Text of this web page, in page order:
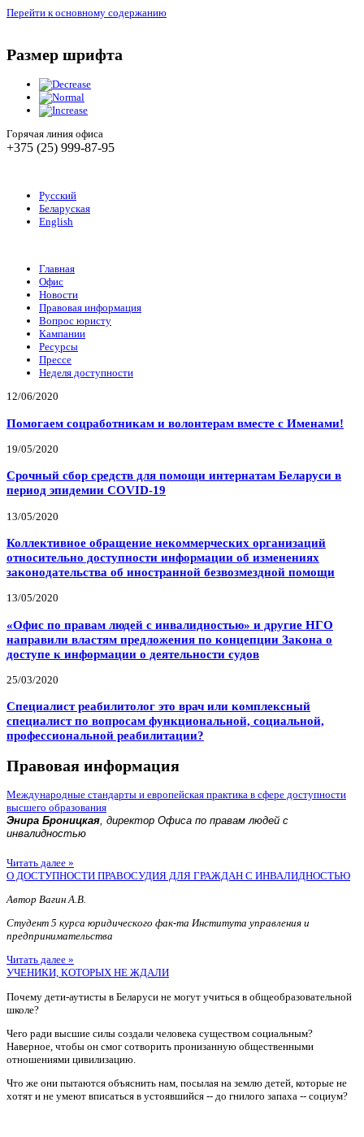
Перейти к основному содержанию
Размер шрифта
Горячая линия офиса
+375 (25) 999-87-95
Русский
Беларуская
English
Главная
Офис
Новости
Правовая информация
Вопрос юристу
Кампании
Ресурсы
Прессе
Неделя доступности
12/06/2020
Помогаем соцработникам и волонтерам вместе с Именами!
19/05/2020
Срочный сбор средств для помощи интернатам Беларуси в
период эпидемии COVID-19
13/05/2020
Коллективное обращение некоммерческих организаций
относительно доступности информации об изменениях
законодательства об иностранной безвозмездной помощи
13/05/2020
«Офис по правам людей с инвалидностью» и другие НГО
направили властям предложения по концепции Закона о
доступе к информации о деятельности судов
25/03/2020
Специалист реабилитолог это врач или комплексный
специалист по вопросам функциональной, социальной,
профессиональной реабилитации?
Правовая информация
Международные стандарты и европейская практика в сфере доступности
высшего образования
Энира Броницкая, директор Офиса по правам людей с
инвалидностью
Читать далее »
О ДОСТУПНОСТИ ПРАВОСУДИЯ ДЛЯ ГРАЖДАН С ИНВАЛИДНОСТЬЮ
Автор Вагин А.В.
Студент 5 курса юридического фак-та Института управления и
предпринимательства
Читать далее »
УЧЕНИКИ, КОТОРЫХ НЕ ЖДАЛИ
Почему дети-аутисты в Беларуси не могут учиться в общеобразовательной
школе?
Чего ради высшие силы создали человека существом социальным?
Наверное, чтобы он смог сотворить пронизанную общественными
отношениями цивилизацию.
Что же они пытаются объяснить нам, посылая на землю детей, которые не
хотят и не умеют вписаться в устоявшийся -- до гнилого запаха -- социум?